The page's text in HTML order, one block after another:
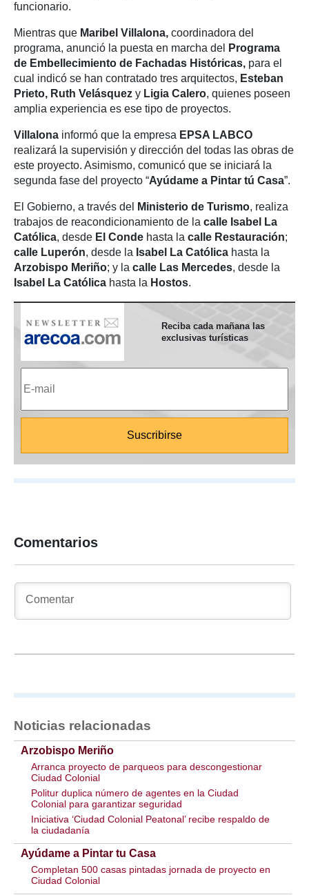
funcionario.
Mientras que Maribel Villalona, coordinadora del
programa, anunció la puesta en marcha del
Programa
de Embellecimiento de Fachadas Históricas, para el
cual indicó se han contratado tres arquitectos, Esteban
Prieto, Ruth Velásquez y Ligia Calero, quienes poseen
amplia experiencia es ese tipo de proyectos.
Villalona informó que la empresa EPSA LABCO
realizará la supervisión y dirección del todas las obras de
este proyecto. Asimismo, comunicó que se iniciará la
segunda fase del proyecto “Ayúdame a Pintar tú Casa”.
El Gobierno, a través del Ministerio de Turismo, realiza
trabajos de reacondicionamiento de la calle Isabel La
Católica, desde El Conde hasta la calle Restauración;
calle Luperón, desde la Isabel La Católica hasta la
Arzobispo Meriño; y la calle Las Mercedes, desde la
Isabel La Católica hasta la Hostos.
Reciba cada mañana las
exclusivas turísticas
Comentarios
Noticias relacionadas
Arzobispo Meriño
Arranca proyecto de parqueos para descongestionar
Ciudad Colonial
Politur duplica número de agentes en la Ciudad
Colonial para garantizar seguridad
Iniciativa ‘Ciudad Colonial Peatonal’ recibe respaldo de
la ciudadanía
Ayúdame a Pintar tu Casa
Completan 500 casas pintadas jornada de proyecto en
Ciudad Colonial